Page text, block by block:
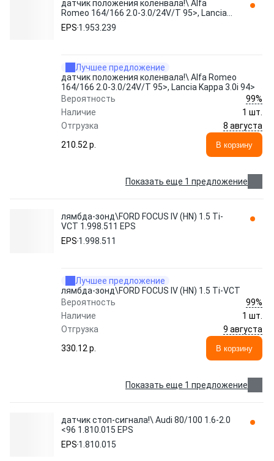
датчик положения коленвала!\ Alfa
Romeo 164/166 2.0-3.0/24V/T 95>, Lancia
Kappa 3.0i 94> 1.953.239 EPS
EPS 1.953.239
Лучшее предложение
датчик положения коленвала!\ Alfa Romeo
164/166 2.0-3.0/24V/T 95>, Lancia Kappa 3.0i 94>
Вероятность
99%
Наличие
1 шт.
Отгрузка
8 августа
210.52 p.
В корзину
Показать еще 1 предложение
лямбда-зонд\FORD FOCUS IV (HN) 1.5 Ti-
VCT 1.998.511 EPS
EPS 1.998.511
Лучшее предложение
лямбда-зонд\FORD FOCUS IV (HN) 1.5 Ti-VCT
Вероятность
99%
Наличие
1 шт.
Отгрузка
9 августа
330.12 p.
В корзину
Показать еще 1 предложение
датчик стоп-сигнала!\ Audi 80/100 1.6-2.0
<96 1.810.015 EPS
EPS 1.810.015